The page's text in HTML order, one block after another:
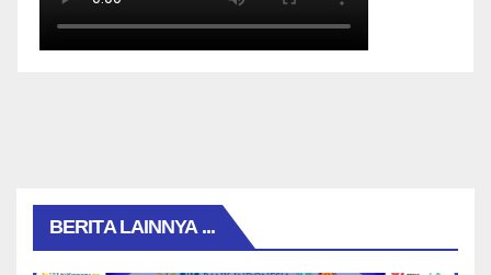
BERITA LAINNYA ...